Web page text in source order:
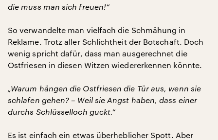
die muss man sich freuen!“
So verwandelte man vielfach die Schmähung in
Reklame. Trotz aller Schlichtheit der Botschaft. Doch
wenig spricht dafür, dass man ausgerechnet die
Ostfriesen in diesen Witzen wiedererkennen könnte.
„Warum hängen die Ostfriesen die Tür aus, wenn sie
schlafen gehen? – Weil sie Angst haben, dass einer
durchs Schlüsselloch guckt.“
Es ist einfach ein etwas überheblicher Spott. Aber